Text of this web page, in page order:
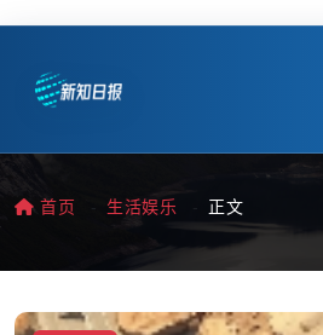
首页 生活娱乐 正文